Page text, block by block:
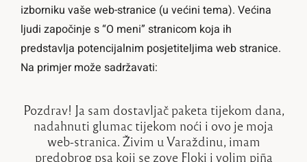
izborniku vaše web-stranice (u većini tema). Većina
ljudi započinje s “O meni” stranicom koja ih
predstavlja potencijalnim posjetiteljima web stranice.
Na primjer može sadržavati:
Pozdrav! Ja sam dostavljač paketa tijekom dana,
nadahnuti glumac tijekom noći i ovo je moja
web-stranica. Živim u Varaždinu, imam
predobrog psa koji se zove Floki i volim piña